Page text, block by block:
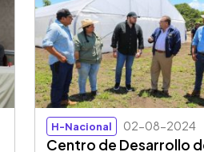
H-Nacional 02-08-2024
Centro de Desarrollo